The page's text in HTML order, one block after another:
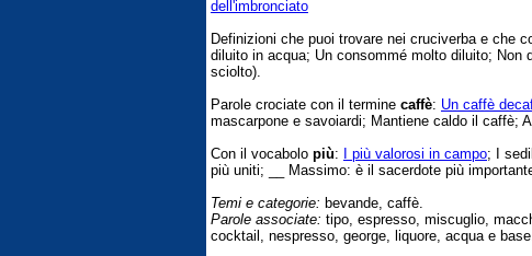
dell'imbronciato
Definizioni che puoi trovare nei cruciverba e che
diluito in acqua; Un consommé molto diluito; Non
sciolto).
Parole crociate con il termine caffè: Un caffè
mascarpone e savoiardi; Mantiene caldo il caffè;
Con il vocabolo più: I più valorosi in campo; I
più uniti; __ Massimo: è il sacerdote più
Temi e categorie: bevande, caffè.
Parole associate: tipo, espresso, miscuglio,
cocktail, nespresso, george, liquore, acqua e base.